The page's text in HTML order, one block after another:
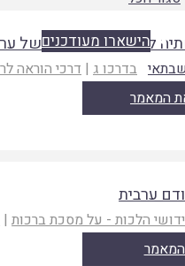
הישארו מעודכנים
לפני קריאת שמע של
בדרכו ג | דרכי הוראה
המאמר
ערבית
הלכות - על מסכת ברכות |